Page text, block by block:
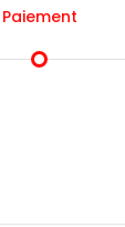
Paiement